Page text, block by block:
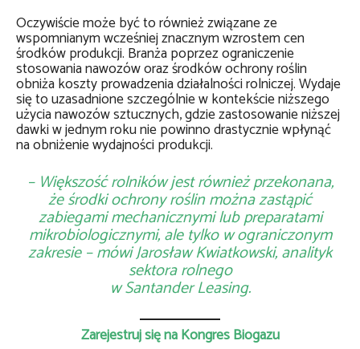
Oczywiście może być to również związane ze
wspomnianym wcześniej znacznym wzrostem cen
środków produkcji. Branża poprzez ograniczenie
stosowania nawozów oraz środków ochrony roślin
obniża koszty prowadzenia działalności rolniczej. Wydaje
się to uzasadnione szczególnie w kontekście niższego
użycia nawozów sztucznych, gdzie zastosowanie niższej
dawki w jednym roku nie powinno drastycznie wpłynąć
na obniżenie wydajności produkcji.
– Większość rolników jest również przekonana,
że środki ochrony roślin można zastąpić
zabiegami mechanicznymi lub preparatami
mikrobiologicznymi, ale tylko w ograniczonym
zakresie – mówi Jarosław Kwiatkowski, analityk
sektora rolnego
w Santander Leasing.
Zarejestruj się na Kongres Biogazu